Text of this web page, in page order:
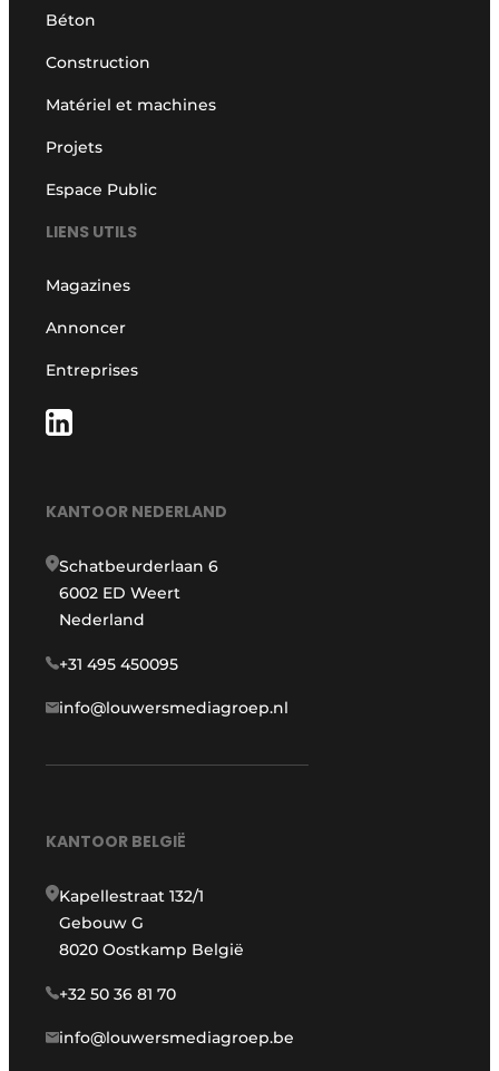
Béton
Construction
Matériel et machines
Projets
Espace Public
LIENS UTILS
Magazines
Annoncer
Entreprises
KANTOOR NEDERLAND
Schatbeurderlaan 6
6002 ED Weert
Nederland
+31 495 450095
info@louwersmediagroep.nl
KANTOOR BELGIË
Kapellestraat 132/1
Gebouw G
8020 Oostkamp België
+32 50 36 81 70
info@louwersmediagroep.be